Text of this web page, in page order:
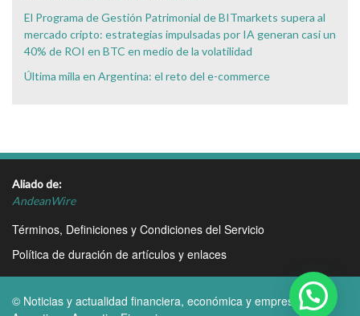
El Programa de Gestión Patrimonial de BITmarkets supera al
mercado cripto: estrategias impulsadas por IA generan casi un
40% de ROI en BTC en medio de la volatilidad
Última milla en Argentina: el reto del e-commerce
Aliado de:
AndeanWire
Términos, Definiciones y Condiciones del Servicio
Política de duración de artículos y enlaces
© Noticias y actualidad financiera, económica y empresarial